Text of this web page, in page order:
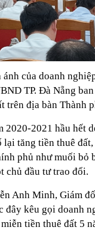
ánh của doanh
TP. Đà Nẵng
trên địa bàn Thành
2020-2021 hầu hết
lại tăng tiền thuê
phủ như muối bỏ
chủ đầu tư trao đổi.
Anh Minh, Giám
đây kêu gọi doanh
tiền thuê đất 5